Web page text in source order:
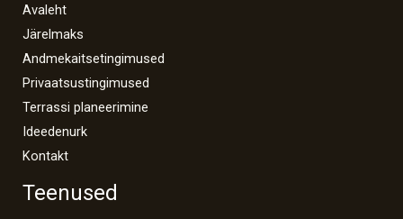
Avaleht
Järelmaks
Andmekaitsetingimused
Privaatsustingimused
Terrassi planeerimine
Ideedenurk
Kontakt
Teenused